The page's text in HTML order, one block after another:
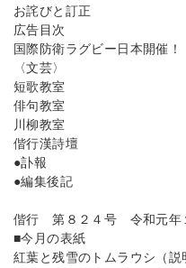
お詫びと訂正
広告目次
国際防衛ラグビー日本開催！
〈文芸〉
短歌教室
俳句教室
川柳教室
偕行漢詩壇
●訃報
●編集後記
偕行 第８２４号 令和元年
■今月の表紙
紅葉と残雪のトムラウシ（説